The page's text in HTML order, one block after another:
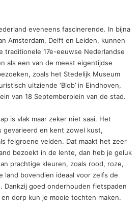
eveneens fascinerende. In bijna
Amsterdam, Delft en Leiden, kunnen
traditionele 17e-eeuwse Nederlandse
als een van de meest eigentijdse
zoals het Stedelijk Museum
uitziende ‘Blob’ in Eindhoven,
van 18 Septemberplein van de stad.
is vlak maar zeker niet saai. Het
gevarieerd en kent zowel kust,
felgroene velden. Dat maakt het zeer
bezoekt in de lente, dan heb je geluk
prachtige kleuren, zoals rood, roze,
land bovendien ideaal voor zelfs de
Dankzij goed onderhouden fietspaden
dorp kun je mooie tochten maken.